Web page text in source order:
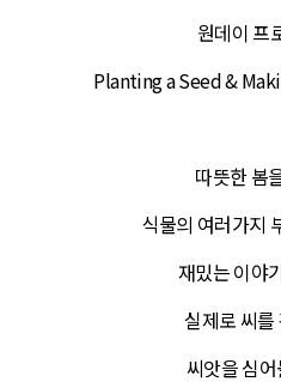
원데이 프
Planting a Seed &
따뜻한 봄
식물의 여러가지
재밌는 이야
실제로 씨를
씨앗을 심